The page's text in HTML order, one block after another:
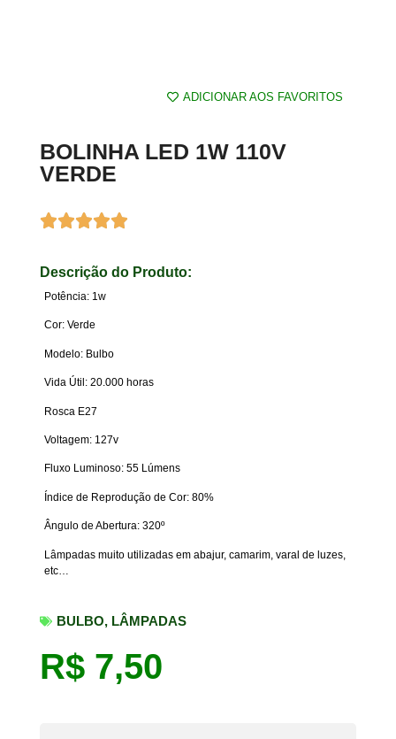
ADICIONAR AOS FAVORITOS
BOLINHA LED 1W 110V
VERDE
Descrição do Produto:
Potência: 1w
Cor: Verde
Modelo: Bulbo
Vida Útil: 20.000 horas
Rosca E27
Voltagem: 127v
Fluxo Luminoso: 55 Lúmens
Índice de Reprodução de Cor: 80%
Ângulo de Abertura: 320º
Lâmpadas muito utilizadas em abajur, camarim, varal de luzes,
etc…
BULBO, LÂMPADAS
R$ 7,50